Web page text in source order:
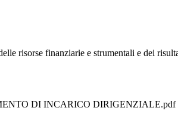
risorse finanziarie e strumentali e dei
DI INCARICO DIRIGENZIALE.pdf